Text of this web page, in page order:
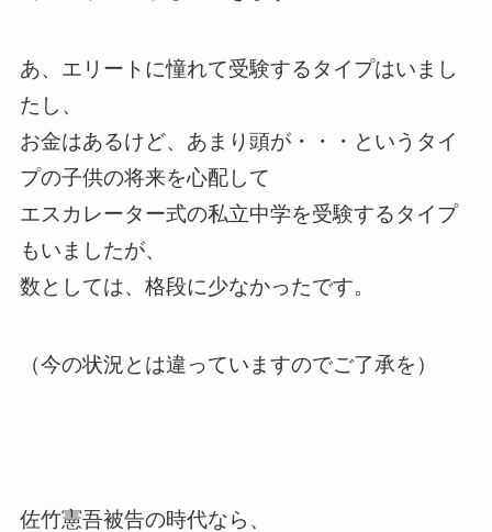
あ、エリートに憧れて受験するタイプはいまし
たし、
お金はあるけど、あまり頭が・・・というタイ
プの子供の将来を心配して
エスカレーター式の私立中学を受験するタイプ
もいましたが、
数としては、格段に少なかったです。
（今の状況とは違っていますのでご了承を）
佐竹憲吾被告の時代なら、